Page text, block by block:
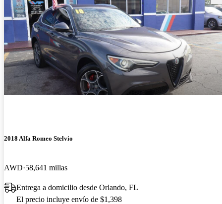
2018 Alfa Romeo Stelvio
AWD 58,641 millas
Entrega a domicilio desde Orlando, FL
El precio incluye envío de $1,398